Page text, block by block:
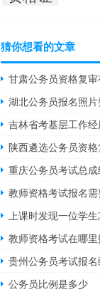
猜你想看的文章
甘肃公务员资格复
湖北公务员报名照
吉林省考基层工作
重庆公务员考试总
教师资格考试报名
教师资格考试在哪里
贵州公务员考试报
公务员比例是多少